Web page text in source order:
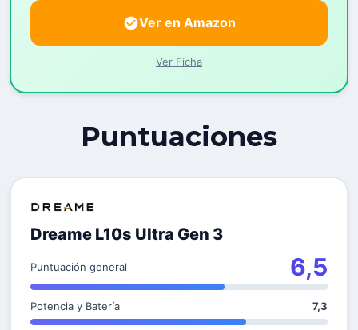
Ver en Amazon
Ver Ficha
Puntuaciones
Dreame L10s Ultra Gen 3
Puntuación general 6,5
Potencia y Batería 7,3